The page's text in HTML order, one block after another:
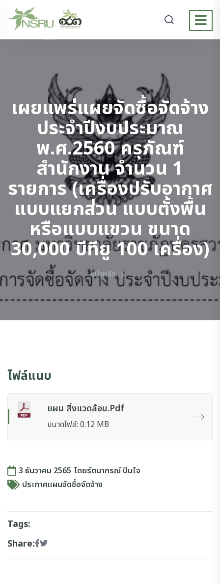
เผยแพร่แผยจัดซื้อจัดจ้าง
ประจำปีงบประมาณ
พ.ศ.2560 ครุภัณฑ์
สำนักงาน จำนวน 1
รายการ (เครื่องปรับอากาศ
แบบแยกส่วน แบบตั้งพื้น
หรือแบบแขวน ขนาด
30,000 บีทียู 100 เครื่อง)
หน้าหลัก
ไฟล์แนบ
แผน สิ่งแวดล้อม.pdf
ขนาดไฟล์: 0.12 MB
3 ธันวาคม 2565 โดยรัตนาภรณ์ ปินใจ
ประกาศแผนจัดซื้อจัดจ้าง
Tags:
Share: